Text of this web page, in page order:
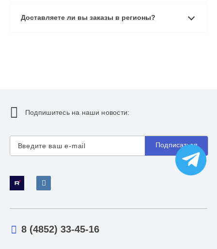
Доставляете ли вы заказы в регионы?
Подпишитесь на наши новости:
Подписаться
8 (4852) 33-45-16